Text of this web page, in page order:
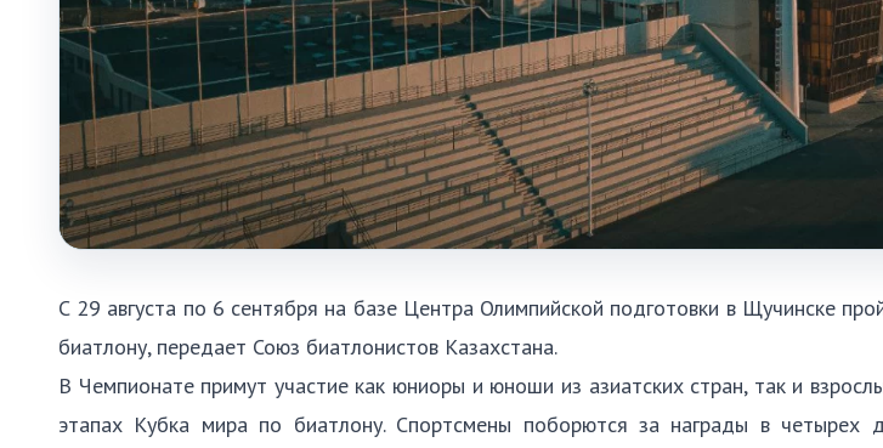
С 29 августа по 6 сентября на базе Центра Олимпийской подготовки в Щучинске
биатлону, передает Союз биатлонистов Казахстана.
В Чемпионате примут участие как юниоры и юноши из азиатских стран, так и
этапах Кубка мира по биатлону. Спортсмены поборются за награды в четырех